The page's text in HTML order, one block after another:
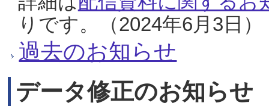
りです。（2024年6月3日）
過去のお知らせ
データ修正のお知らせ